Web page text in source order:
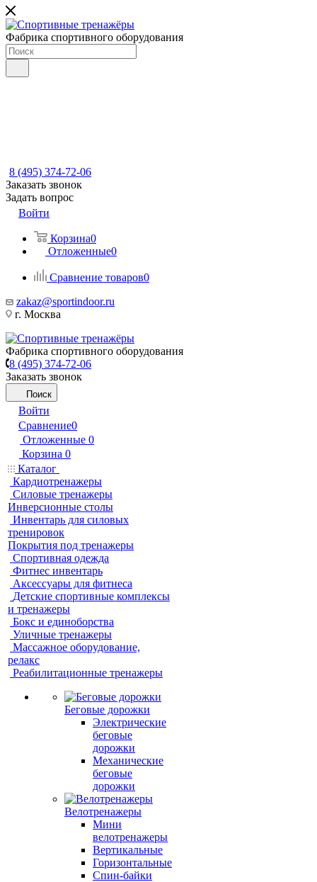
Фабрика спортивного оборудования
8 (495) 374-72-06
Заказать звонок
Задать вопрос
Войти
Корзина0
Отложенные0
Сравнение товаров0
zakaz@sportindoor.ru
г. Москва
Фабрика спортивного оборудования
8 (495) 374-72-06
Заказать звонок
Поиск
Войти
Сравнение0
Отложенные 0
Корзина 0
Каталог
Кардиотренажеры
Силовые тренажеры
Инверсионные столы
Инвентарь для силовых
тренировок
Покрытия под тренажеры
Спортивная одежда
Фитнес инвентарь
Аксессуары для фитнеса
Детские спортивные комплексы
и тренажеры
Бокс и единоборства
Уличные тренажеры
Массажное оборудование,
релакс
Реабилитационные тренажеры
Беговые дорожки
Электрические
беговые
дорожки
Механические
беговые
дорожки
Велотренажеры
Мини
велотренажеры
Вертикальные
Горизонтальные
Спин-байки